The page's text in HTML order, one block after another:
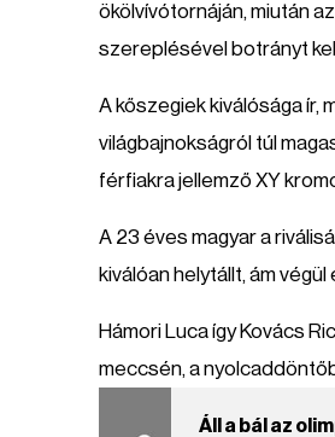
ökölvívótornáján, miután
szereplésével botrányt
A kőszegiek kiválósága ír,
világbajnokságról túl
férfiakra jellemző XY
A 23 éves magyar a
kiválóan helytállt, ám
Hámori Luca így Kovács
meccsén, a
Áll a bál az